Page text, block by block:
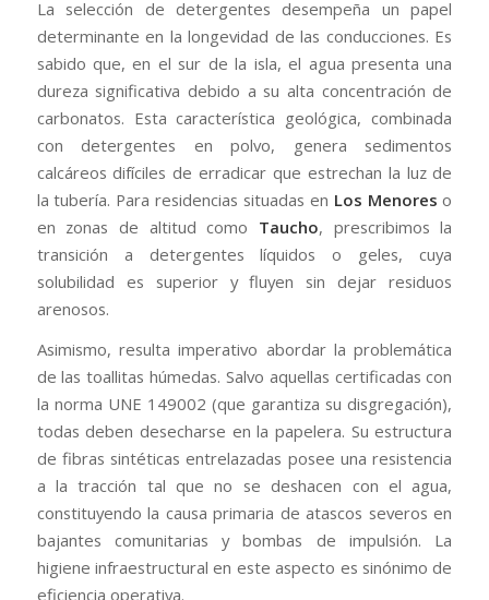
La selección de detergentes desempeña un papel
determinante en la longevidad de las conducciones. Es
sabido que, en el sur de la isla, el agua presenta una
dureza significativa debido a su alta concentración de
carbonatos. Esta característica geológica, combinada
con detergentes en polvo, genera sedimentos
calcáreos difíciles de erradicar que estrechan la luz de
la tubería. Para residencias situadas en Los Menores o
en zonas de altitud como Taucho, prescribimos la
transición a detergentes líquidos o geles, cuya
solubilidad es superior y fluyen sin dejar residuos
arenosos.
Asimismo, resulta imperativo abordar la problemática
de las toallitas húmedas. Salvo aquellas certificadas con
la norma UNE 149002 (que garantiza su disgregación),
todas deben desecharse en la papelera. Su estructura
de fibras sintéticas entrelazadas posee una resistencia
a la tracción tal que no se deshacen con el agua,
constituyendo la causa primaria de atascos severos en
bajantes comunitarias y bombas de impulsión. La
higiene infraestructural en este aspecto es sinónimo de
eficiencia operativa.